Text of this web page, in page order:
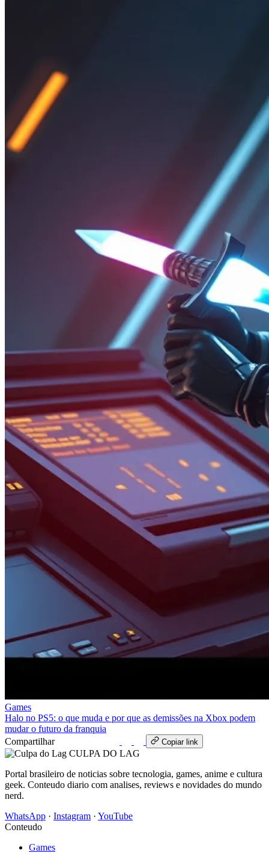
Games
Halo no PS5: o que muda e por que as demissões na Xbox podem
mudar o futuro da franquia
Compartilhar
Copiar link
CULPA DO LAG
Portal brasileiro de noticias sobre tecnologia, games, anime e cultura
geek. Conteudo diario com analises, reviews e novidades do mundo
nerd.
WhatsApp · Instagram · YouTube
Conteudo
Games